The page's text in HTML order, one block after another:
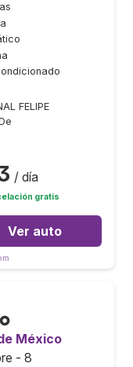
FELIPE
/ día
gratis
Ver auto
México
- 8